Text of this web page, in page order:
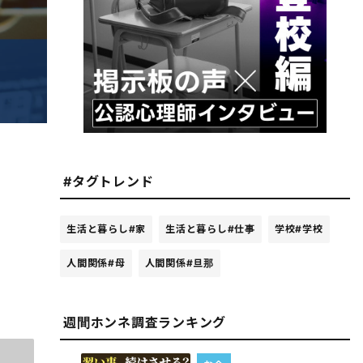
#タグトレンド
生活と暮らし#家 生活と暮らし#仕事 学校#学校
人間関係#母 人間関係#旦那
週間ホンネ調査ランキング